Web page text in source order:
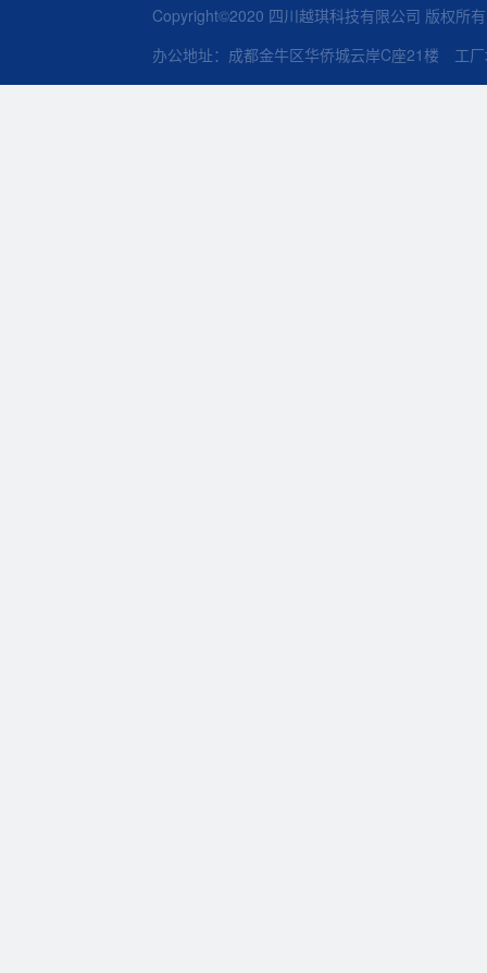
Copyright©2020 四川越琪科技有限公司 版权所
办公地址：成都金牛区华侨城云岸C座21楼 工